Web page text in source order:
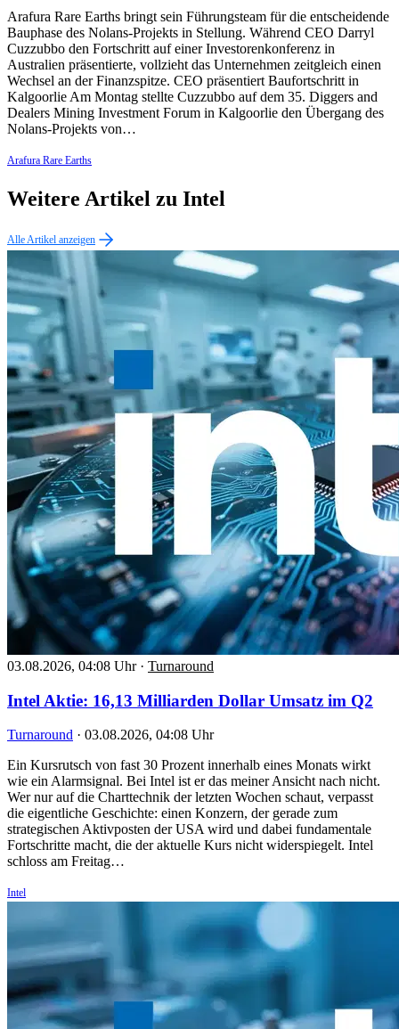
Arafura Rare Earths bringt sein Führungsteam für die entscheidende
Bauphase des Nolans-Projekts in Stellung. Während CEO Darryl
Cuzzubbo den Fortschritt auf einer Investorenkonferenz in
Australien präsentierte, vollzieht das Unternehmen zeitgleich einen
Wechsel an der Finanzspitze. CEO präsentiert Baufortschritt in
Kalgoorlie Am Montag stellte Cuzzubbo auf dem 35. Diggers and
Dealers Mining Investment Forum in Kalgoorlie den Übergang des
Nolans-Projekts von…
Arafura Rare Earths
Weitere Artikel zu Intel
Alle Artikel anzeigen
03.08.2026, 04:08 Uhr · Turnaround
Intel Aktie: 16,13 Milliarden Dollar Umsatz im Q2
Turnaround · 03.08.2026, 04:08 Uhr
Ein Kursrutsch von fast 30 Prozent innerhalb eines Monats wirkt
wie ein Alarmsignal. Bei Intel ist er das meiner Ansicht nach nicht.
Wer nur auf die Charttechnik der letzten Wochen schaut, verpasst
die eigentliche Geschichte: einen Konzern, der gerade zum
strategischen Aktivposten der USA wird und dabei fundamentale
Fortschritte macht, die der aktuelle Kurs nicht widerspiegelt. Intel
schloss am Freitag…
Intel